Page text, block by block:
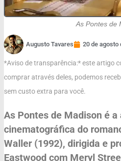
As Pontes de
Augusto Tavares 20 de agosto
*Aviso de transparência:* este artigo
comprar através deles, podemos
sem custo extra para você.
As Pontes de Madison é a
cinematográfica do
Waller (1992), dirigida e
Eastwood com Meryl